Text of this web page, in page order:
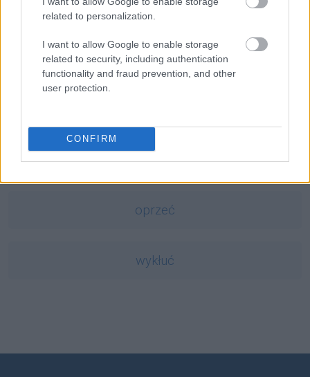
related to personalization.
I want to allow Google to enable storage
related to security, including authentication
functionality and fraud prevention, and other
user protection.
CONFIRM
Słowacja
Tajlandia
Aconcagua
oprzeć
wykłuć